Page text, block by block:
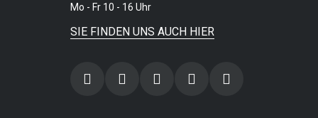
Mo - Fr 10 - 16 Uhr
SIE FINDEN UNS AUCH HIER